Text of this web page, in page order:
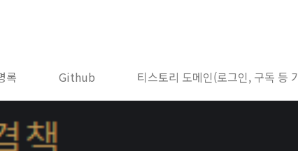
록 Github 티스토리 도메인(로그인, 구독 등